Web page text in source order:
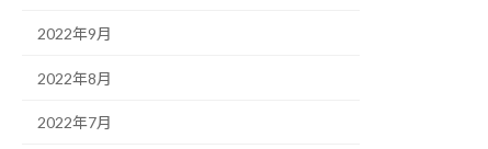
2022年9月
2022年8月
2022年7月